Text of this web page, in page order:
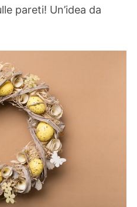
pareti! Un’idea da